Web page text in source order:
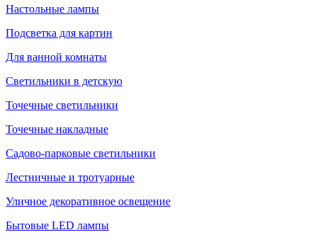
Настольные лампы
Подсветка для картин
Для ванной комнаты
Светильники в детскую
Точечные светильники
Точечные накладные
Садово-парковые светильники
Лестничные и тротуарные
Уличное декоративное освещение
Бытовые LED лампы